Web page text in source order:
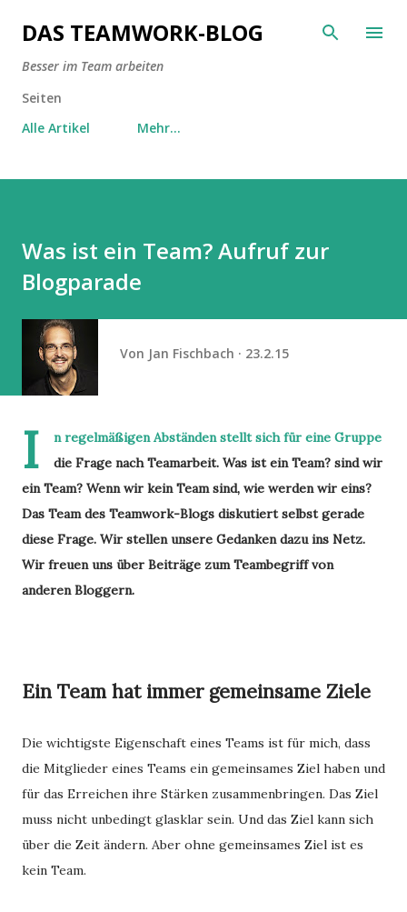
Direkt zum Hauptbereich
DAS TEAMWORK-BLOG
Besser im Team arbeiten
Seiten
Alle Artikel
Mehr…
Was ist ein Team? Aufruf zur
Blogparade
Von Jan Fischbach 23.2.15
I
n regelmäßigen Abständen stellt sich für eine Gruppe
die Frage nach Teamarbeit. Was ist ein Team? sind wir
ein Team? Wenn wir kein Team sind, wie werden wir eins?
Das Team des Teamwork-Blogs diskutiert selbst gerade
diese Frage. Wir stellen unsere Gedanken dazu ins Netz.
Wir freuen uns über Beiträge zum Teambegriff von
anderen Bloggern.
Ein Team hat immer gemeinsame Ziele
Die wichtigste Eigenschaft eines Teams ist für mich, dass
die Mitglieder eines Teams ein gemeinsames Ziel haben und
für das Erreichen ihre Stärken zusammenbringen. Das Ziel
muss nicht unbedingt glasklar sein. Und das Ziel kann sich
über die Zeit ändern. Aber ohne gemeinsames Ziel ist es
kein Team.